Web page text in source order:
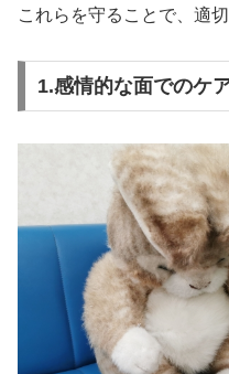
これらを守ることで、適
1.感情的な面でのケ